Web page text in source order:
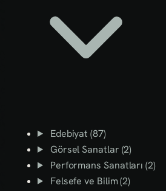
Edebiyat (87)
Görsel Sanatlar (2)
Performans Sanatları (2)
Felsefe ve Bilim (2)